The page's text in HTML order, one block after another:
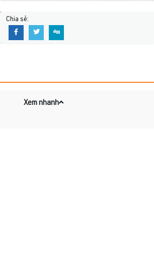
Chia sẻ:
Xem nhanh